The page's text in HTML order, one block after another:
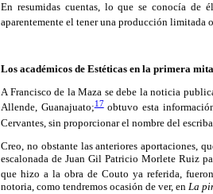
En resumidas cuentas, lo que se conocía de
aparentemente el tener una producción limitada
Los académicos de Estéticas en la primera
A Francisco de la Maza se debe la noticia
Allende, Guanajuato;17obtuvo esta
Cervantes, sin proporcionar el nombre del
Creo, no obstante las anteriores aportaciones,
escalonada de Juan Gil Patricio Morlete Ruiz
que hizo a la obra de Couto ya referida,
notoria, como tendremos ocasión de ver, en La